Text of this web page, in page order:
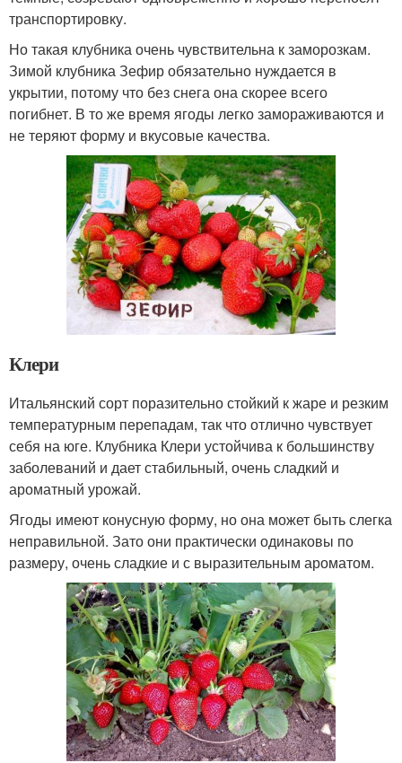
транспортировку.
Но такая клубника очень чувствительна к заморозкам.
Зимой клубника Зефир обязательно нуждается в
укрытии, потому что без снега она скорее всего
погибнет. В то же время ягоды легко замораживаются и
не теряют форму и вкусовые качества.
Клери
Итальянский сорт поразительно стойкий к жаре и резким
температурным перепадам, так что отлично чувствует
себя на юге. Клубника Клери устойчива к большинству
заболеваний и дает стабильный, очень сладкий и
ароматный урожай.
Ягоды имеют конусную форму, но она может быть слегка
неправильной. Зато они практически одинаковы по
размеру, очень сладкие и с выразительным ароматом.